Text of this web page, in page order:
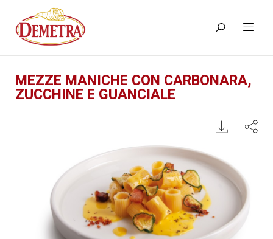
MEZZE MANICHE CON CARBONARA,
ZUCCHINE E GUANCIALE